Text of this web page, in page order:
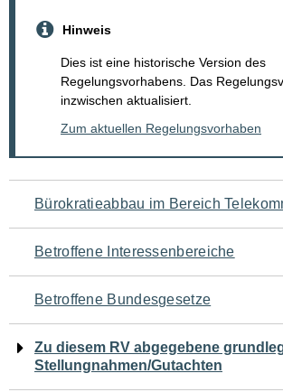
Hinweis
Dies ist eine historische Version des
Regelungsvorhabens. Das
inzwischen aktualisiert.
Zum aktuellen Regelungsvorhaben
Navigation
für
den
Seiteninhalt
Bürokratieabbau im Bereich
Betroffene Interessenbereiche
Betroffene Bundesgesetze
Zu diesem RV abgegebene
Stellungnahmen/Gutachten